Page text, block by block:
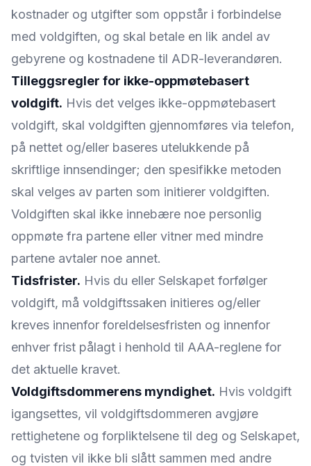
kostnader og utgifter som oppstår i forbindelse
med voldgiften, og skal betale en lik andel av
gebyrene og kostnadene til ADR-leverandøren.
Tilleggsregler for ikke-oppmøtebasert
voldgift. Hvis det velges ikke-oppmøtebasert
voldgift, skal voldgiften gjennomføres via telefon,
på nettet og/eller baseres utelukkende på
skriftlige innsendinger; den spesifikke metoden
skal velges av parten som initierer voldgiften.
Voldgiften skal ikke innebære noe personlig
oppmøte fra partene eller vitner med mindre
partene avtaler noe annet.
Tidsfrister. Hvis du eller Selskapet forfølger
voldgift, må voldgiftssaken initieres og/eller
kreves innenfor foreldelsesfristen og innenfor
enhver frist pålagt i henhold til AAA-reglene for
det aktuelle kravet.
Voldgiftsdommerens myndighet. Hvis voldgift
igangsettes, vil voldgiftsdommeren avgjøre
rettighetene og forpliktelsene til deg og Selskapet,
og tvisten vil ikke bli slått sammen med andre